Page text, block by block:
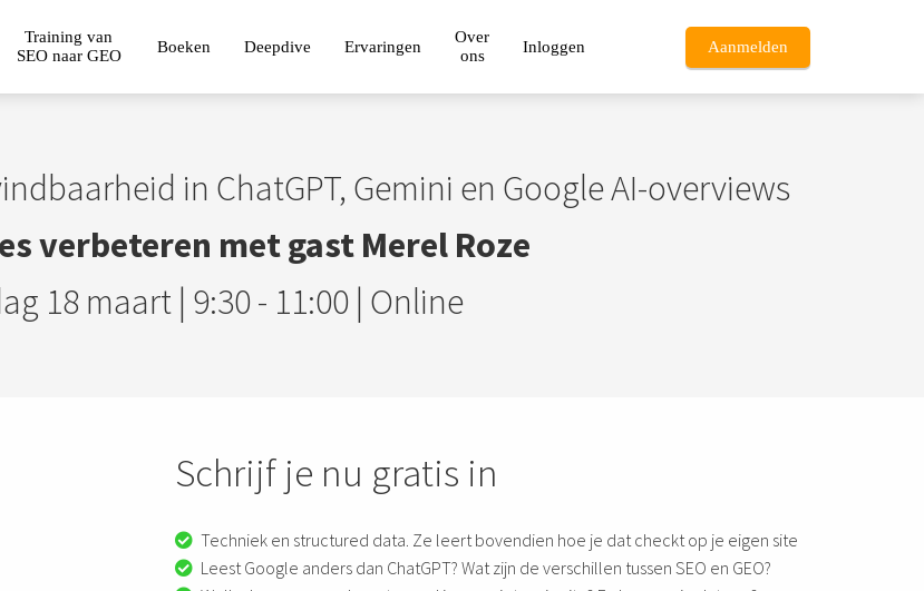
Training van
SEO naar GEO
Boeken Deepdive Ervaringen
Over
ons
Inloggen Aanmelden
in ChatGPT, Gemini en Google AI-overviews
verbeteren met gast Merel Roze
18 maart | 9:30 - 11:00 | Online
Schrijf je nu gratis in
Techniek en structured data. Ze leert bovendien hoe je dat checkt op je eigen site
Leest Google anders dan ChatGPT? Wat zijn de verschillen tussen SEO en GEO?